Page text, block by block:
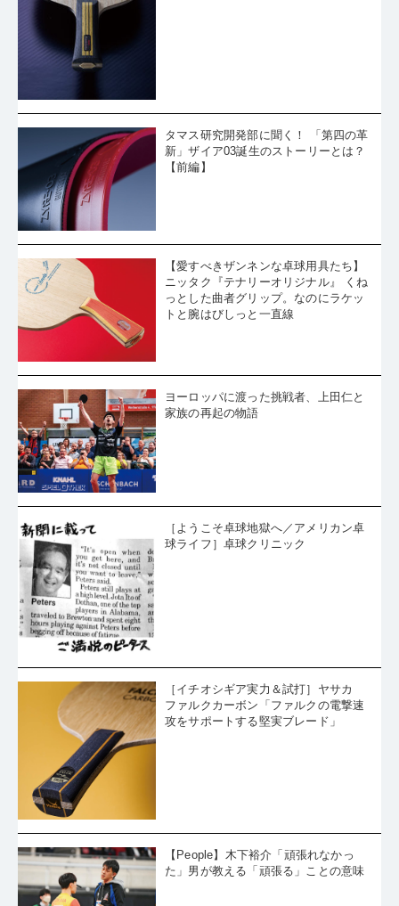
タマス研究開発部に聞く！ 「第四の革
新」ザイア03誕生のストーリーとは？
【前編】
【愛すべきザンネンな卓球用具たち】
ニッタク『テナリーオリジナル』 くね
っとした曲者グリップ。なのにラケッ
トと腕はびしっと一直線
ヨーロッパに渡った挑戦者、上田仁と
家族の再起の物語
［ようこそ卓球地獄へ／アメリカン卓
球ライフ］卓球クリニック
［イチオシギア実力＆試打］ヤサカ
ファルクカーボン「ファルクの電撃速
攻をサポートする堅実ブレード」
【People】木下裕介「頑張れなかっ
た」男が教える「頑張る」ことの意味